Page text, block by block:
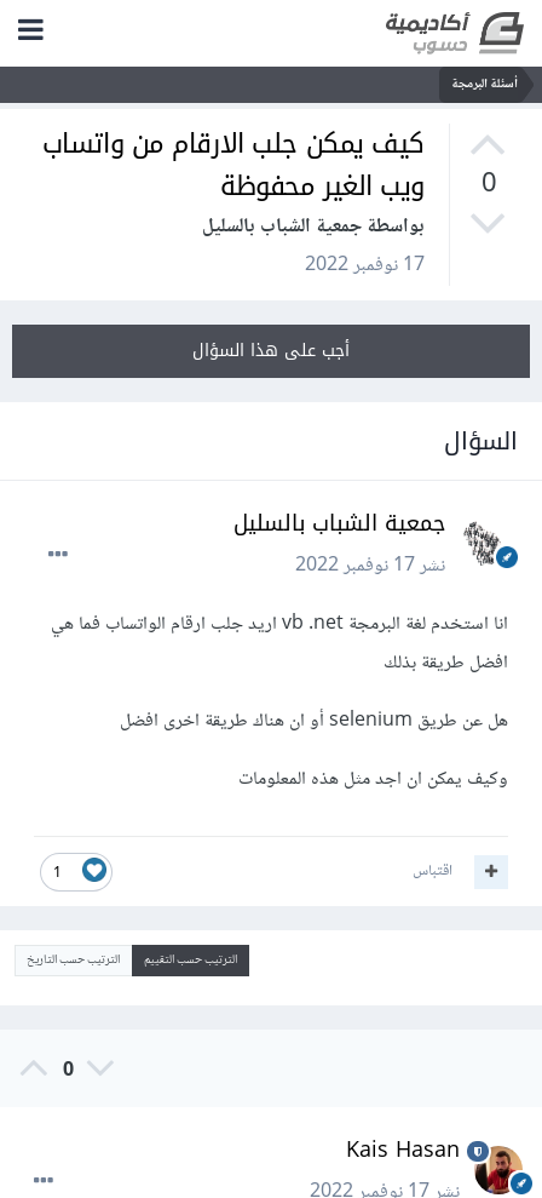
أسئلة البرمجة
0
كيف يمكن جلب الارقام من واتساب
ويب الغير محفوظة
بواسطة جمعية الشباب بالسليل
17 نوفمبر 2022
أجب على هذا السؤال
السؤال
جمعية الشباب بالسليل
نشر17 نوفمبر 2022
انا استخدم لغة البرمجة vb .net اريد جلب ارقام الواتساب فما هي
افضل طريقة بذلك
هل عن طريق selenium أو ان هناك طريقة اخرى افضل
وكيف يمكن ان اجد مثل هذه المعلومات
1 اقتباس
الترتيب حسب التقييم الترتيب حسب التاريخ
0
Kais Hasan